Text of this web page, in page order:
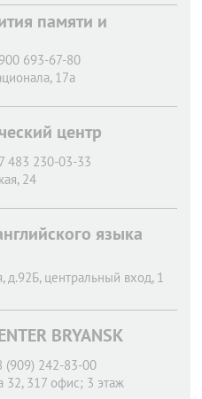
памяти и
693-67-80
17а
центр
483 230-03-33
24
языка
д.92Б, центральный вход, 1
BRYANSK
(909) 242-83-00
32, 317 офис; 3 этаж